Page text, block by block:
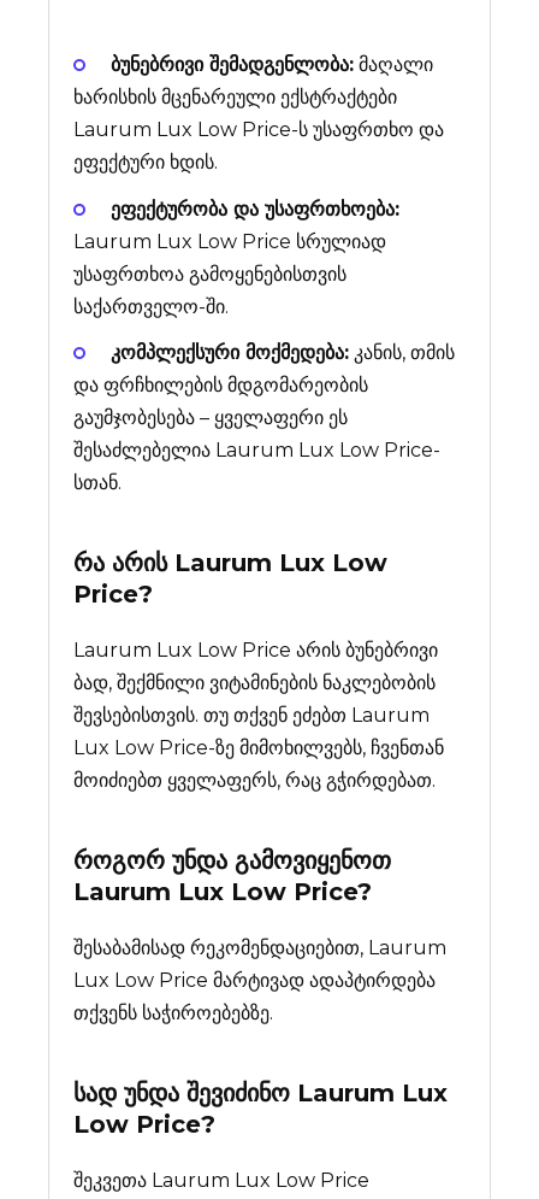
ბუნებრივი შემადგენლობა: მაღალი
ხარისხის მცენარეული ექსტრაქტები
Laurum Lux Low Price-ს უსაფრთხო და
ეფექტური ხდის.
ეფექტურობა და უსაფრთხოება:
Laurum Lux Low Price სრულიად
უსაფრთხოა გამოყენებისთვის
საქართველო-ში.
კომპლექსური მოქმედება: კანის, თმის
და ფრჩხილების მდგომარეობის
გაუმჯობესება – ყველაფერი ეს
შესაძლებელია Laurum Lux Low Price-
სთან.
რა არის Laurum Lux Low
Price?
Laurum Lux Low Price არის ბუნებრივი
ბად, შექმნილი ვიტამინების ნაკლებობის
შევსებისთვის. თუ თქვენ ეძებთ Laurum
Lux Low Price-ზე მიმოხილვებს, ჩვენთან
მოიძიებთ ყველაფერს, რაც გჭირდებათ.
როგორ უნდა გამოვიყენოთ
Laurum Lux Low Price?
შესაბამისად რეკომენდაციებით, Laurum
Lux Low Price მარტივად ადაპტირდება
თქვენს საჭიროებებზე.
სად უნდა შევიძინო Laurum Lux
Low Price?
შეკვეთა Laurum Lux Low Price